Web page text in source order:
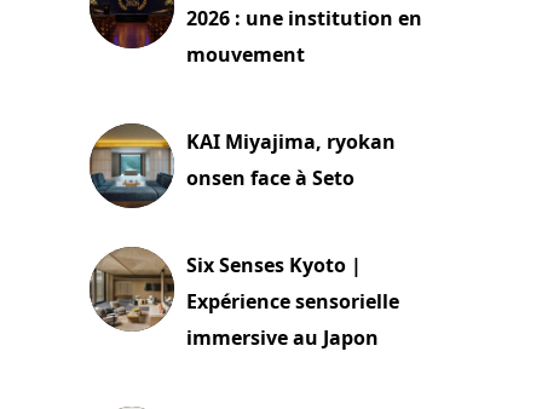
2026 : une institution en
mouvement
KAI Miyajima, ryokan
onsen face à Seto
Six Senses Kyoto |
Expérience sensorielle
immersive au Japon